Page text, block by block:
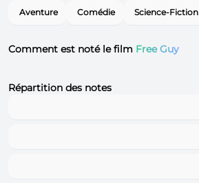
Aventure Comédie Science-Fiction
Comment est noté le film Free Guy
Répartition des notes